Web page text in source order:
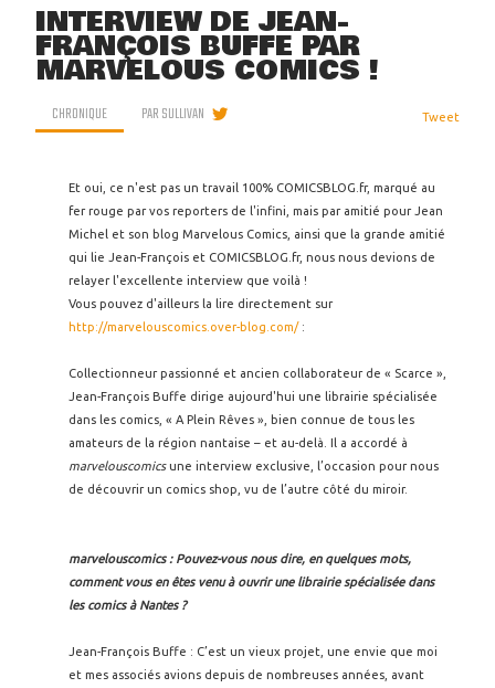
INTERVIEW DE JEAN-
FRANÇOIS BUFFE PAR
MARVELOUS COMICS !
CHRONIQUE PARSULLIVAN Tweet
Et oui, ce n'est pas un travail 100% COMICSBLOG.fr, marqué au
fer rouge par vos reporters de l'infini, mais par amitié pour Jean
Michel et son blog Marvelous Comics, ainsi que la grande amitié
qui lie Jean-François et COMICSBLOG.fr, nous nous devions de
relayer l'excellente interview que voilà !
Vous pouvez d'ailleurs la lire directement sur
http://marvelouscomics.over-blog.com/:
Collectionneur passionné et ancien collaborateur de « Scarce »,
Jean-François Buffe dirige aujourd'hui une librairie spécialisée
dans les comics, « A Plein Rêves », bien connue de tous les
amateurs de la région nantaise – et au-delà. Il a accordé à
marvelouscomicsune interview exclusive, l’occasion pour nous
de découvrir un comics shop, vu de l’autre côté du miroir.
marvelouscomics : Pouvez-vous nous dire, en quelques mots,
comment vous en êtes venu à ouvrir une librairie spécialisée dans
les comics à Nantes ?
Jean-François Buffe : C’est un vieux projet, une envie que moi
et mes associés avions depuis de nombreuses années, avant